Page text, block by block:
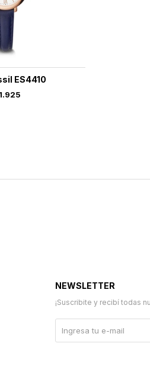
ES4410
NEWSLETTER
¡Suscribite y recibí todas